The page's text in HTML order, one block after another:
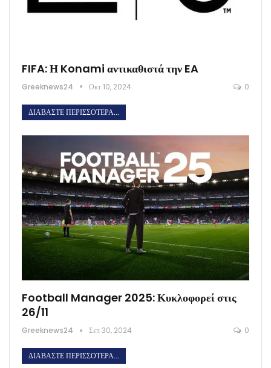
FIFA: Η Konami αντικαθιστά την EA
Greeknews24 Οκτ 10, 2024 0
ΔΙΑΒΆΣΤΕ ΠΕΡΙΣΣΌΤΕΡΑ...
Football Manager 2025: Κυκλοφορεί στις
26/11
Greeknews24 Σεπ 30, 2024 0
ΔΙΑΒΆΣΤΕ ΠΕΡΙΣΣΌΤΕΡΑ...